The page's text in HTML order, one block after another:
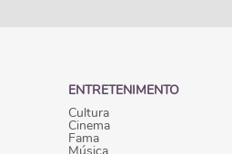
ENTRETENIMENTO
Cultura
Cinema
Fama
Música